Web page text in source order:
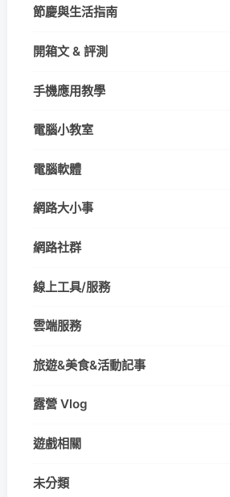
節慶與生活指南
開箱文 & 評測
手機應用教學
電腦小教室
電腦軟體
網路大小事
網路社群
線上工具/服務
雲端服務
旅遊&美食&活動記事
露營 Vlog
遊戲相關
未分類